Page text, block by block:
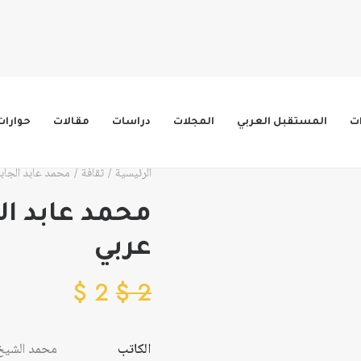
المستقبل العربي المجلات دراسات مقالات
الرئيسية ثقافة محمد عابد
محمد عابد
عربي
2
$
2
$
الكاتب محمد